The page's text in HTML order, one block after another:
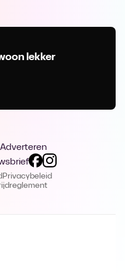
lekker
Adverteren
Privacybeleid